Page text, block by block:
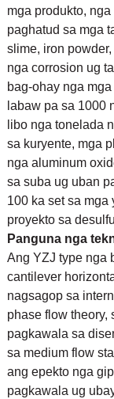
mga produkto,
paghatud sa mga
slime, iron
nga corrosion ug
bag-ohay nga
labaw pa sa 1000
libo nga tonelada
sa kuryente, mga
nga aluminum
sa suba ug uban
100 ka set sa mga
proyekto sa
Panguna nga
Ang YZJ type nga
cantilever
nagsagop sa
phase flow theory,
pagkawala sa
sa medium flow
ang epekto nga
pagkawala ug